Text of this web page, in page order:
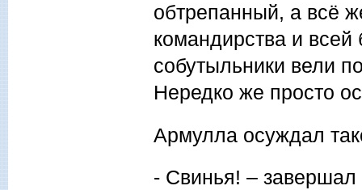
обтрепанный, а всё
командирства и
собутыльники вели
Нередко же просто
Армулла осуждал
- Свинья! – завершал